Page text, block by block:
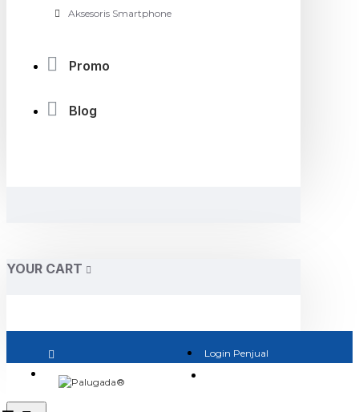
Aksesoris Smartphone
Promo
Blog
YOUR CART
Login Penjual